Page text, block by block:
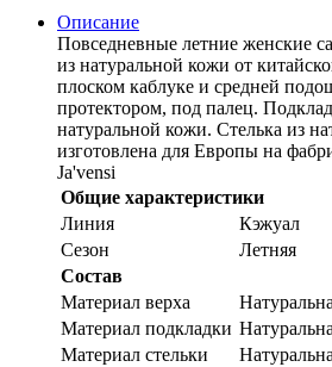
Описание
Повседневные летние женские
из натуральной кожи от
плоском каблуке и средней
протектором, под палец.
натуральной кожи. Стелька из
изготовлена для Европы на
Ja'vensi
Общие характеристики
Линия
Кэжуал
Сезон
Летняя
Состав
Материал верха
Материал подкладки
Материал стельки